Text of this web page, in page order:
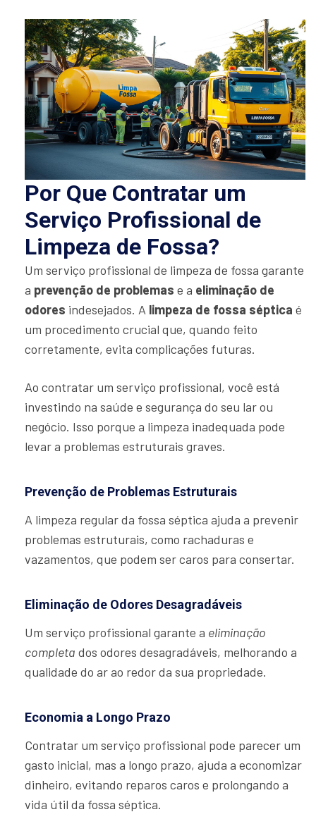
Por Que Contratar um
Serviço Profissional de
Limpeza de Fossa?
Um serviço profissional de limpeza de fossa garante
a prevenção de problemas e a eliminação de
odores indesejados. A limpeza de fossa séptica é
um procedimento crucial que, quando feito
corretamente, evita complicações futuras.
Ao contratar um serviço profissional, você está
investindo na saúde e segurança do seu lar ou
negócio. Isso porque a limpeza inadequada pode
levar a problemas estruturais graves.
Prevenção de Problemas Estruturais
A limpeza regular da fossa séptica ajuda a prevenir
problemas estruturais, como rachaduras e
vazamentos, que podem ser caros para consertar.
Eliminação de Odores Desagradáveis
Um serviço profissional garante a eliminação
completa dos odores desagradáveis, melhorando a
qualidade do ar ao redor da sua propriedade.
Economia a Longo Prazo
Contratar um serviço profissional pode parecer um
gasto inicial, mas a longo prazo, ajuda a economizar
dinheiro, evitando reparos caros e prolongando a
vida útil da fossa séptica.